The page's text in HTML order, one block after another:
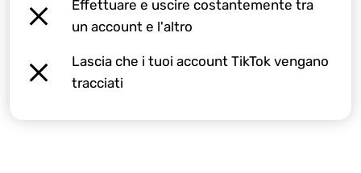
Effettuare e uscire costantemente tra
un account e l'altro
Lascia che i tuoi account TikTok vengano
tracciati